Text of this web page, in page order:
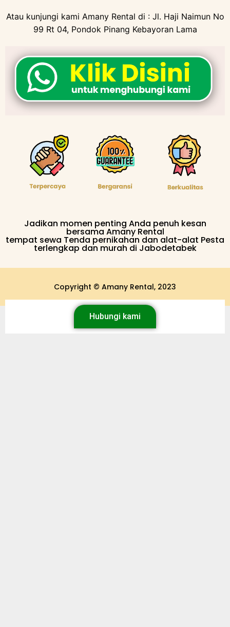
Atau kunjungi kami Amany Rental di : Jl. Haji Naimun No
99 Rt 04, Pondok Pinang Kebayoran Lama
Jadikan momen penting Anda penuh kesan
bersama Amany Rental
tempat sewa Tenda pernikahan dan alat-alat Pesta
terlengkap dan murah di Jabodetabek
Copyright © Amany Rental, 2023
Hubungi kami